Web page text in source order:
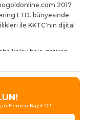
2017
LTD. bünyesinde
ile KKTC'nin dijital
kolay hale getiren,
sunduğu
ve sürpriz indirimler
ürün çeşidi
Hemen Kayıt Ol!